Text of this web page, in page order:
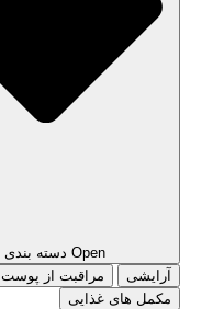
Open دسته بندی ها
آرایشی
مراقبت از پوست
مکمل های غذایی